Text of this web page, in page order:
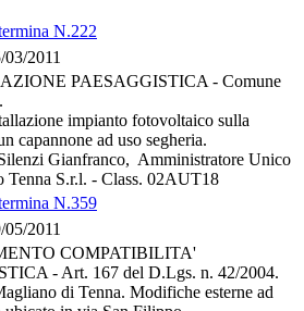
N.222
2011
PAESAGGISTICA - Comune
impianto fotovoltaico sulla
capannone ad uso segheria.
Gianfranco, Amministratore Unico
Tenna S.r.l. - Class. 02AUT18
N.359
2011
COMPATIBILITA'
- Art. 167 del D.Lgs. n. 42/2004.
di Tenna. Modifiche esterne ad